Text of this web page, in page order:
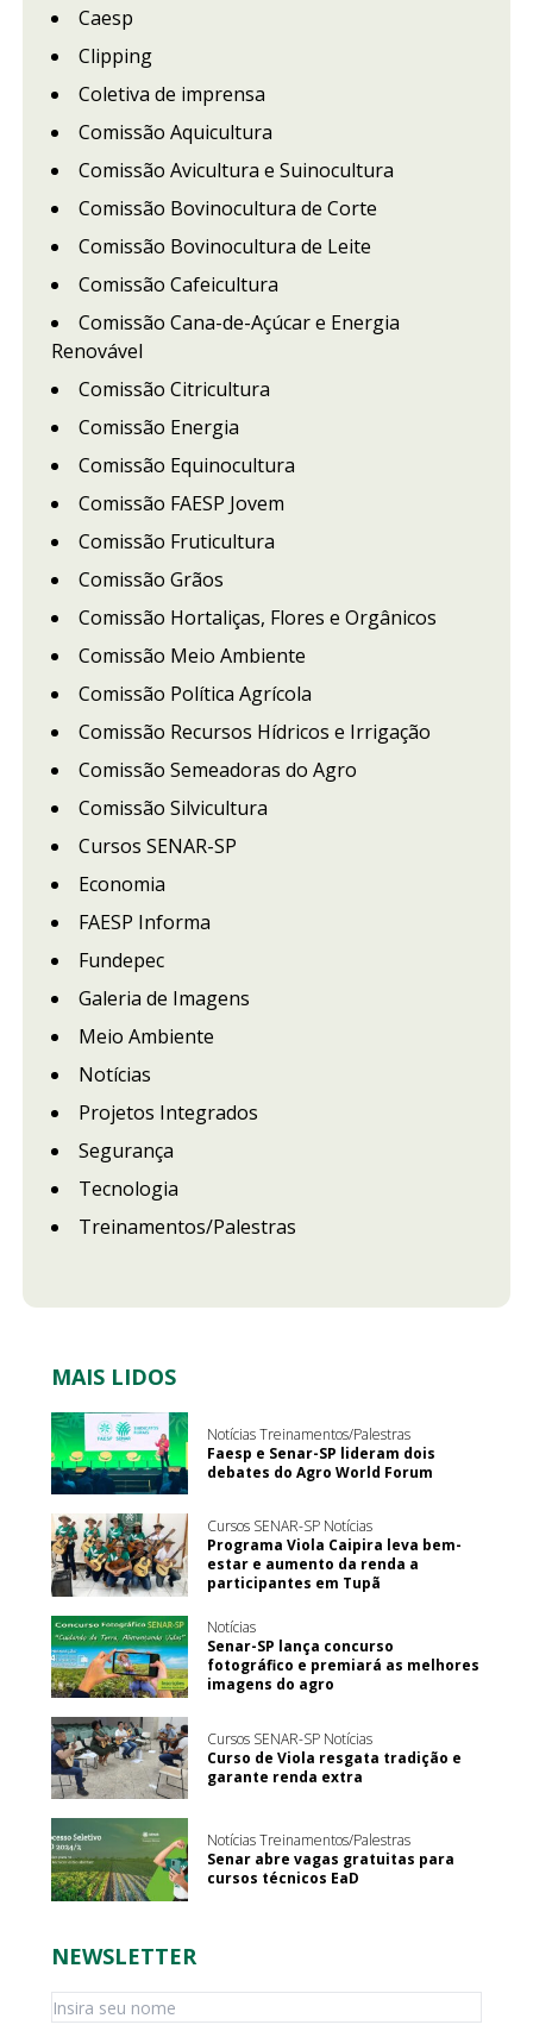
Caesp
Clipping
Coletiva de imprensa
Comissão Aquicultura
Comissão Avicultura e Suinocultura
Comissão Bovinocultura de Corte
Comissão Bovinocultura de Leite
Comissão Cafeicultura
Comissão Cana-de-Açúcar e Energia
Renovável
Comissão Citricultura
Comissão Energia
Comissão Equinocultura
Comissão FAESP Jovem
Comissão Fruticultura
Comissão Grãos
Comissão Hortaliças, Flores e Orgânicos
Comissão Meio Ambiente
Comissão Política Agrícola
Comissão Recursos Hídricos e Irrigação
Comissão Semeadoras do Agro
Comissão Silvicultura
Cursos SENAR-SP
Economia
FAESP Informa
Fundepec
Galeria de Imagens
Meio Ambiente
Notícias
Projetos Integrados
Segurança
Tecnologia
Treinamentos/Palestras
MAIS LIDOS
Notícias Treinamentos/Palestras
Faesp e Senar-SP lideram dois
debates do Agro World Forum
Cursos SENAR-SP Notícias
Programa Viola Caipira leva bem-
estar e aumento da renda a
participantes em Tupã
Notícias
Senar-SP lança concurso
fotográfico e premiará as melhores
imagens do agro
Cursos SENAR-SP Notícias
Curso de Viola resgata tradição e
garante renda extra
Notícias Treinamentos/Palestras
Senar abre vagas gratuitas para
cursos técnicos EaD
NEWSLETTER